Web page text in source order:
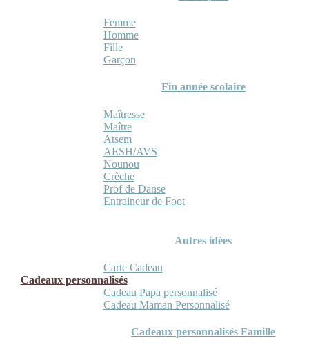
Femme
Homme
Fille
Garçon
Fin année scolaire
Maîtresse
Maître
Atsem
AESH/AVS
Nounou
Crèche
Prof de Danse
Entraineur de Foot
Autres idées
Carte Cadeau
Cadeaux personnalisés
Cadeau Papa personnalisé
Cadeau Maman Personnalisé
Cadeaux personnalisés Famille